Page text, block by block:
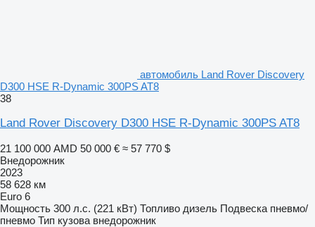
автомобиль Land Rover Discovery
D300 HSE R-Dynamic 300PS AT8
38
Land Rover Discovery D300 HSE R-Dynamic 300PS AT8
21 100 000 AMD 50 000 € ≈ 57 770 $
Внедорожник
2023
58 628 км
Euro 6
Мощность 300 л.с. (221 кВт) Топливо дизель Подвеска пневмо/
пневмо Тип кузова внедорожник